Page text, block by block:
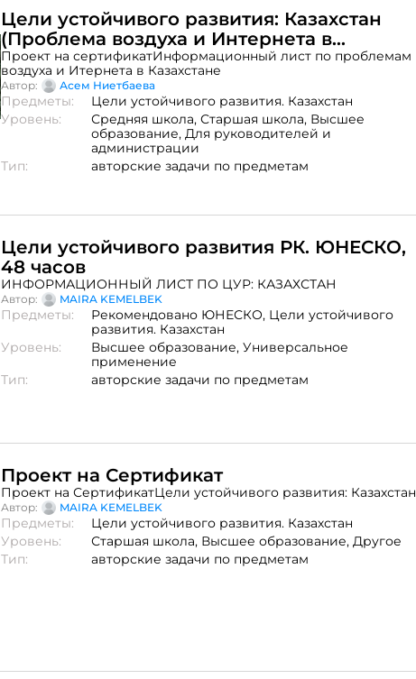
области экономики и социологии, а также специалистам,
стремящимся к снижению неравенства для стабильности в
Казахстане.
Цели устойчивого развития: Казахстан
(Проблема воздуха и Интернета в
Казахстане)
Проект на сертификатИнформационный лист по проблемам
воздуха и Итернета в Казахстане
Автор: Асем Ниетбаева
Предметы:
Цели устойчивого развития. Казахстан
Уровень:
Средняя школа, Старшая школа, Высшее
образование, Для руководителей и
администрации
Тип:
авторские задачи по предметам
Цели устойчивого развития РК. ЮНЕСКО,
48 часов
ИНФОРМАЦИОННЫЙ ЛИСТ ПО ЦУР: КАЗАХСТАН
Автор: MAIRA KEMELBEK
Предметы: Рекомендовано ЮНЕСКО, Цели устойчивого
развития. Казахстан
Уровень:
Высшее образование, Универсальное
применение
Тип:
авторские задачи по предметам
Проект на Сертификат
Проект на СертификатЦели устойчивого развития: Казахстан
Автор: MAIRA KEMELBEK
Предметы:
Цели устойчивого развития. Казахстан
Уровень:
Старшая школа, Высшее образование, Другое
Тип:
авторские задачи по предметам